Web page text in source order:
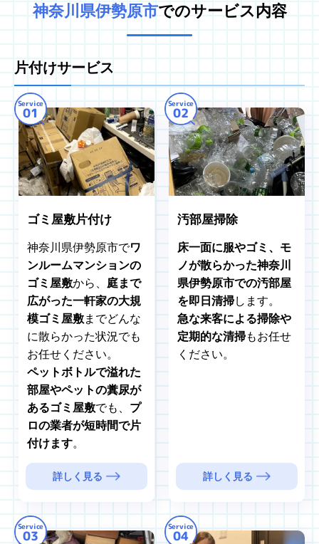
神奈川県伊勢原市でのサービス内容
片付けサービス
Service
01
ゴミ屋敷片付け
神奈川県伊勢原市でワ
ンルームマンションの
ゴミ屋敷から、 庭まで
広がった一軒家の大規
模ゴミ屋敷までどんな
に散らかった状況でも
お任せください。
ペットボトルで溢れた
部屋やペットの糞尿が
あるゴミ屋敷でも、 プ
ロの業者が短時間で片
付けます。
詳しく見る
Service
02
汚部屋掃除
床一面に服やゴミ、モ
ノが散らかった神奈川
県伊勢原市での汚部屋
を即日清掃します。
急な来客による掃除や
定期的な清掃もお任せ
ください。
詳しく見る
Service
03
Service
04